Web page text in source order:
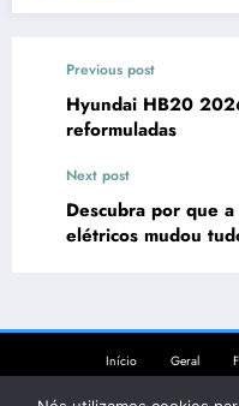
Previous post
Hyundai HB20
reformuladas
Next post
Descubra por que
elétricos mudou
Início Geral